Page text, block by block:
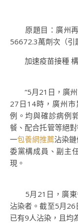
原題目：廣州再
56672.3萬劑次（引
加速疫苗接種 構
“5月21日，廣州
27日14時，廣州
例。均與確診病例
餐、配合托管等絕
一包養網推薦沾染
委黨構成員、副主
現。
5月21日，廣東
沾染者。截至5月
已有9人沾染，且均